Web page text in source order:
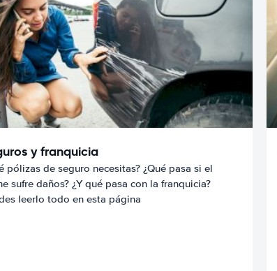
y franquicia
pólizas de seguro necesitas? ¿Qué pasa si el
sufre daños? ¿Y qué pasa con la franquicia?
leerlo todo en esta página